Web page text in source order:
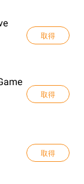
取得
取得
取得